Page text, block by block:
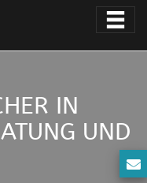
IN
UND V